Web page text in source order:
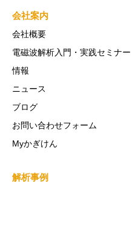
会社案内
会社概要
電磁波解析入門・実践セミナー
情報
ニュース
ブログ
お問い合わせフォーム
Myかぎけん
解析事例